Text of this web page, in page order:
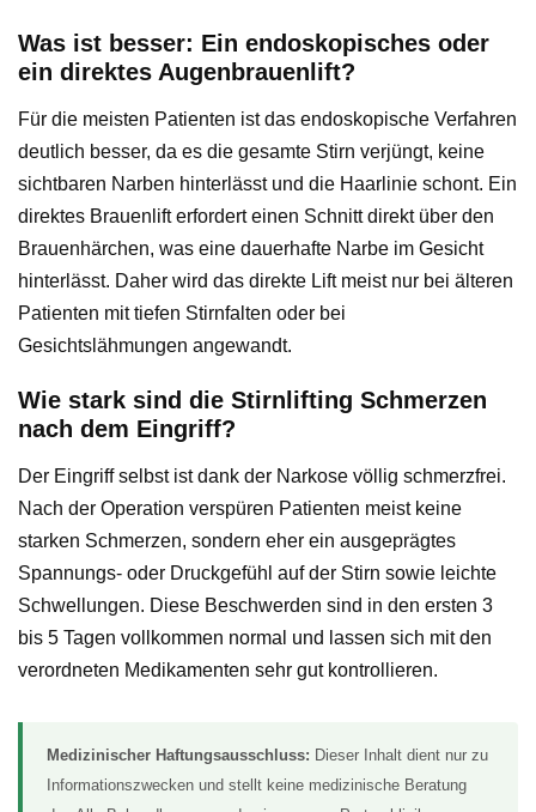
Was ist besser: Ein endoskopisches oder
ein direktes Augenbrauenlift?
Für die meisten Patienten ist das endoskopische Verfahren
deutlich besser, da es die gesamte Stirn verjüngt, keine
sichtbaren Narben hinterlässt und die Haarlinie schont. Ein
direktes Brauenlift erfordert einen Schnitt direkt über den
Brauenhärchen, was eine dauerhafte Narbe im Gesicht
hinterlässt. Daher wird das direkte Lift meist nur bei älteren
Patienten mit tiefen Stirnfalten oder bei
Gesichtslähmungen angewandt.
Wie stark sind die Stirnlifting Schmerzen
nach dem Eingriff?
Der Eingriff selbst ist dank der Narkose völlig schmerzfrei.
Nach der Operation verspüren Patienten meist keine
starken Schmerzen, sondern eher ein ausgeprägtes
Spannungs- oder Druckgefühl auf der Stirn sowie leichte
Schwellungen. Diese Beschwerden sind in den ersten 3
bis 5 Tagen vollkommen normal und lassen sich mit den
verordneten Medikamenten sehr gut kontrollieren.
Medizinischer Haftungsausschluss: Dieser Inhalt dient nur zu
Informationszwecken und stellt keine medizinische Beratung